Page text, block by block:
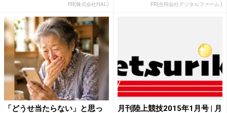
PR(株式会社HAL) PR(合同会社デジタルファーム )
「どうせ当たらない」と思っ
月刊陸上競技2015年1月号 | 月